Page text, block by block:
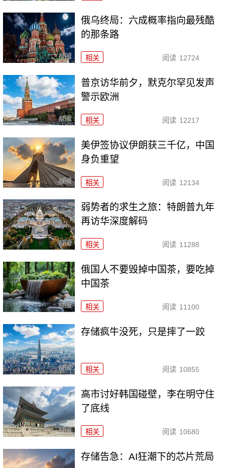
俄乌终局：六成概率指向最残酷
的那条路
相关 阅读 12724
普京访华前夕，默克尔罕见发声
警示欧洲
相关 阅读 12217
美伊签协议伊朗获三千亿，中国
身负重望
相关 阅读 12134
弱势者的求生之旅：特朗普九年
再访华深度解码
相关 阅读 11288
俄国人不要毁掉中国茶，要吃掉
中国茶
相关 阅读 11100
存储疯牛没死，只是摔了一跤
相关 阅读 10855
高市讨好韩国碰壁，李在明守住
了底线
相关 阅读 10680
存储告急：AI狂潮下的芯片荒局